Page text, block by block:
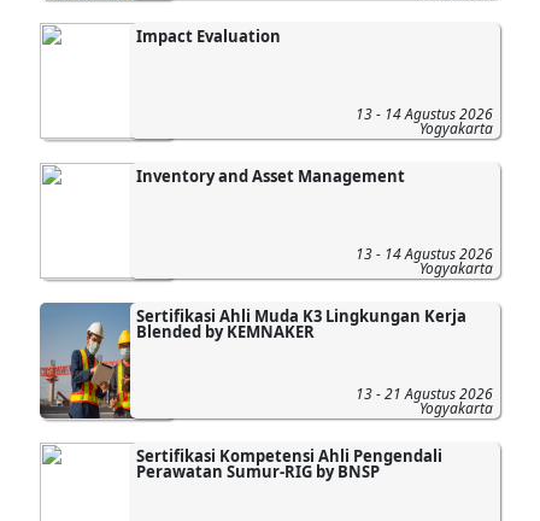
Impact Evaluation
13 - 14 Agustus 2026
Yogyakarta
Inventory and Asset Management
13 - 14 Agustus 2026
Yogyakarta
Sertifikasi Ahli Muda K3 Lingkungan Kerja
Blended by KEMNAKER
13 - 21 Agustus 2026
Yogyakarta
Sertifikasi Kompetensi Ahli Pengendali
Perawatan Sumur-RIG by BNSP